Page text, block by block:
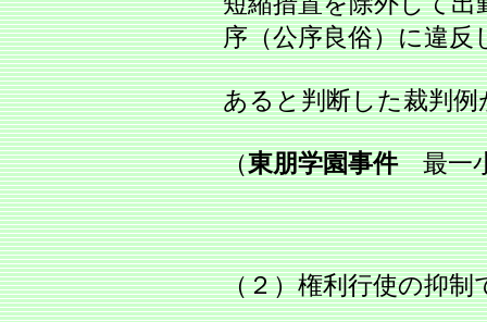
序（公序良俗）に違反
あると判断した裁判例
（東朋学園事件最一小
（２）権利行使の抑制